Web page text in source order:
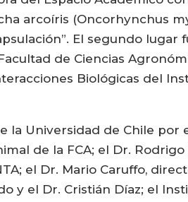
arcoíris (Oncorhynchus
El segundo lugar
de Ciencias
Biológicas del
Universidad de Chile por
de la FCA; el Dr.
el Dr. Mario Caruffo,
y el Dr. Cristián Díaz; el